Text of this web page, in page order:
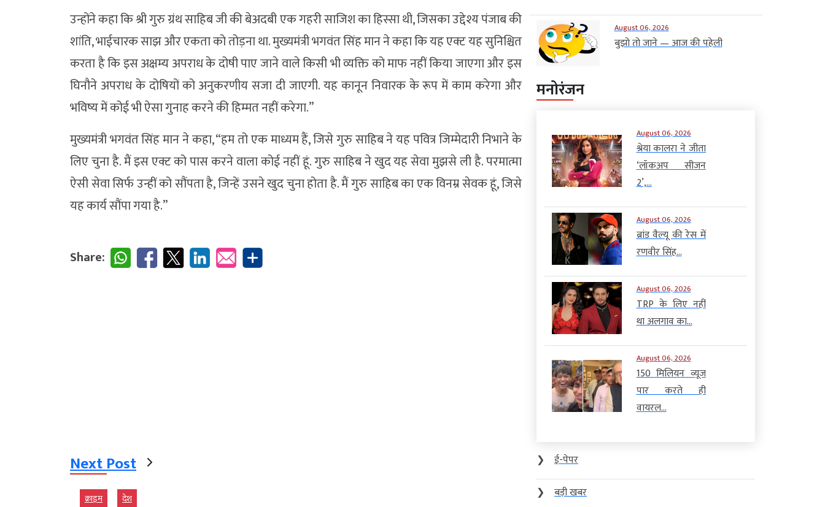
उन्होंने कहा कि श्री गुरु ग्रंथ साहिब जी की बेअदबी एक गहरी साजिश का हिस्सा थी, जिसका उद्देश्य पंजाब की
शांति, भाईचारक साझ और एकता को तोड़ना था. मुख्यमंत्री भगवंत सिंह मान ने कहा कि यह एक्ट यह सुनिश्चित
करता है कि इस अक्षम्य अपराध के दोषी पाए जाने वाले किसी भी व्यक्ति को माफ नहीं किया जाएगा और इस
घिनौने अपराध के दोषियों को अनुकरणीय सजा दी जाएगी. यह कानून निवारक के रूप में काम करेगा और
भविष्य में कोई भी ऐसा गुनाह करने की हिम्मत नहीं करेगा.”
मुख्यमंत्री भगवंत सिंह मान ने कहा, “हम तो एक माध्यम हैं, जिसे गुरु साहिब ने यह पवित्र जिम्मेदारी निभाने के
लिए चुना है. मैं इस एक्ट को पास करने वाला कोई नहीं हूं. गुरु साहिब ने खुद यह सेवा मुझसे ली है. परमात्मा
ऐसी सेवा सिर्फ उन्हीं को सौंपता है, जिन्हें उसने खुद चुना होता है. मैं गुरु साहिब का एक विनम्र सेवक हूं, जिसे
यह कार्य सौंपा गया है.”
Share:
Next Post
क्राइम देश
August 06, 2026
बुझो तो जाने — आज की पहेली
मनोरंजन
August 06, 2026
श्रेया कालरा ने जीता
‘लॉकअप सीजन
2’,...
August 06, 2026
ब्रांड वैल्यू की रेस में
रणवीर सिंह...
August 06, 2026
TRP के लिए नहीं
था अलगाव का...
August 06, 2026
150 मिलियन व्यूज
पार करते ही
वायरल...
❯
ई-पेपर
❯
बड़ी खबर